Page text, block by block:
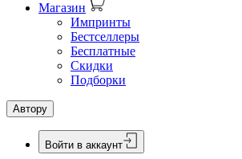
Магазин
Импринты
Бестселлеры
Бесплатные
Скидки
Подборки
Автору
Войти в аккаунт